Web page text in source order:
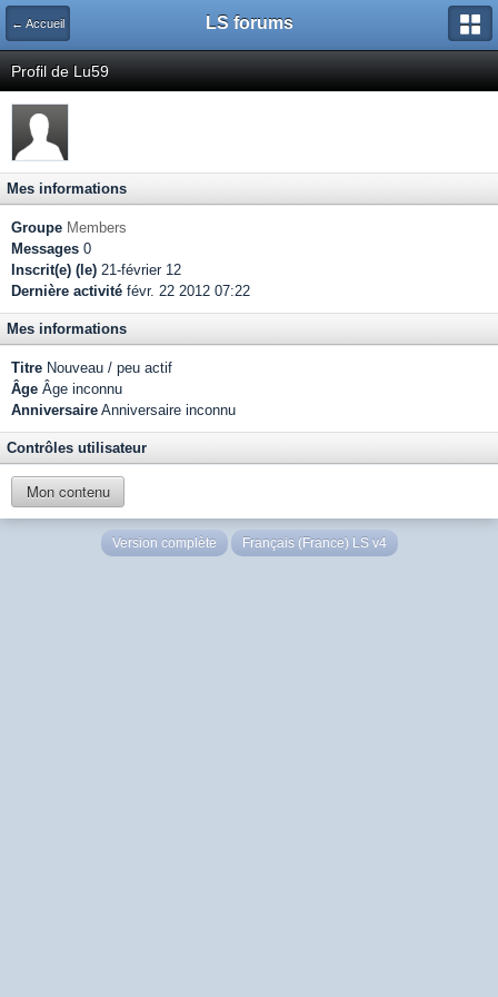
← Accueil LS forums
Profil de Lu59
Mes informations
Groupe Members
Messages 0
Inscrit(e) (le) 21-février 12
Dernière activité févr. 22 2012 07:22
Mes informations
Titre Nouveau / peu actif
Âge Âge inconnu
Anniversaire Anniversaire inconnu
Contrôles utilisateur
Mon contenu
Version complète Français (France) LS v4